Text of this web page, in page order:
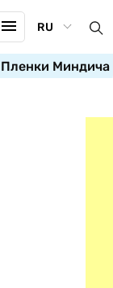
RU
Пленки Миндича